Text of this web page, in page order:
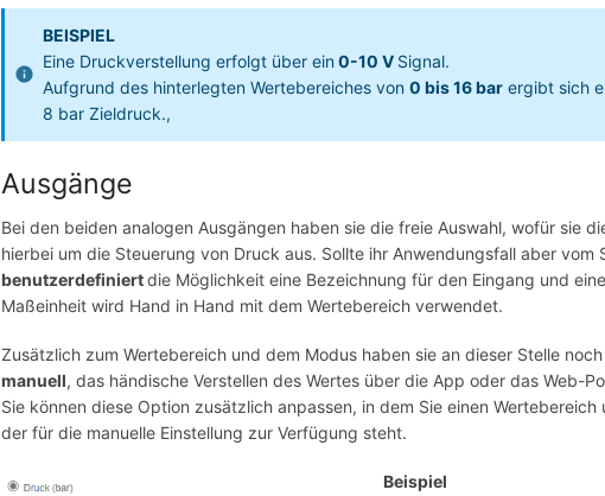
BEISPIEL
Eine Druckverstellung erfolgt über ein 0-10 V Signal.
Aufgrund des hinterlegten Wertebereiches von 0 bis 16 bar ergibt sich
8 bar Zieldruck.,
Ausgänge
Bei den beiden analogen Ausgängen haben sie die freie Auswahl, wofür sie
hierbei um die Steuerung von Druck aus. Sollte ihr Anwendungsfall aber
benutzerdefiniertdie Möglichkeit eine Bezeichnung für den Eingang und
Maßeinheit wird Hand in Hand mit dem Wertebereich verwendet.
Zusätzlich zum Wertebereich und dem Modus haben sie an dieser Stelle
manuell, das händische Verstellen des Wertes über die App oder das Web-
Sie können diese Option zusätzlich anpassen, in dem Sie einen
der für die manuelle Einstellung zur Verfügung steht.
Beispiel